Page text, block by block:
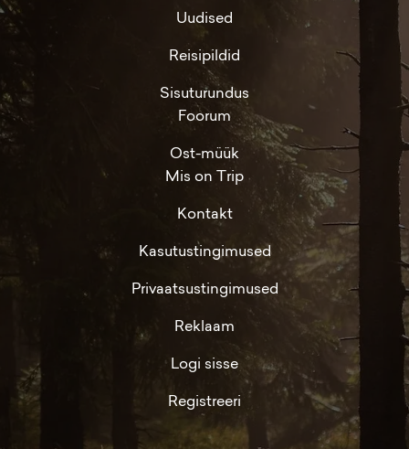
Uudised
Reisipildid
Sisuturundus
Foorum
Ost-müük
Mis on Trip
Kontakt
Kasutustingimused
Privaatsustingimused
Reklaam
Logi sisse
Registreeri